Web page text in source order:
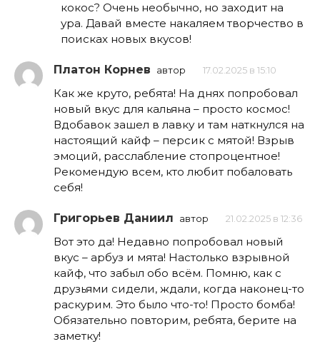
кокос? Очень необычно, но заходит на
ура. Давай вместе накаляем творчество в
поисках новых вкусов!
Платон Корнев автор 17.02.2025 в 15:10
Как же круто, ребята! На днях попробовал
новый вкус для кальяна – просто космос!
Вдобавок зашел в лавку и там наткнулся на
настоящий кайф – персик с мятой! Взрыв
эмоций, расслабление стопроцентное!
Рекомендую всем, кто любит побаловать
себя!
Григорьев Даниил автор 21.02.2025 в 12:36
Вот это да! Недавно попробовал новый
вкус – арбуз и мята! Настолько взрывной
кайф, что забыл обо всём. Помню, как с
друзьями сидели, ждали, когда наконец-то
раскурим. Это было что-то! Просто бомба!
Обязательно повторим, ребята, берите на
заметку!